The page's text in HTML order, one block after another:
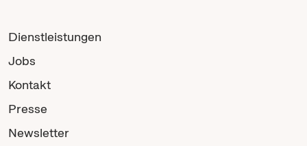
Dienstleistungen
Jobs
Kontakt
Presse
Newsletter